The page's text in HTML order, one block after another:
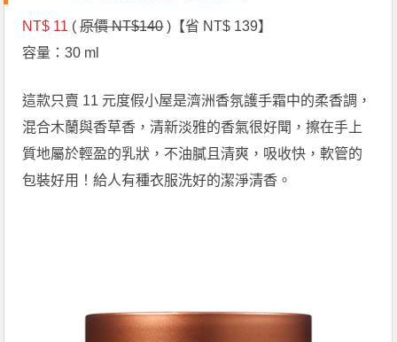
NT$ 11 (原價 NT$140)【省 NT$ 139】
容量：30 ml
這款只賣 11 元度假小屋是濟洲香氛護手霜中的柔香調，
混合木蘭與香草香，清新淡雅的香氣很好聞，擦在手上
質地屬於輕盈的乳狀，不油膩且清爽，吸收快，軟管的
包裝好用！給人有種衣服洗好的潔淨清香。